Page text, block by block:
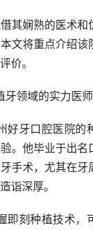
其娴熟的医术和
文将重点介绍该
价。
牙领域的实力医师
。他毕业于出名
手术，尤其在牙
诣深厚。